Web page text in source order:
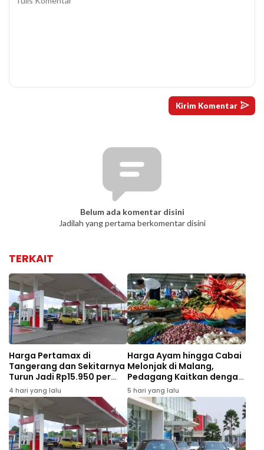
Belum ada komentar disini
Jadilah yang pertama berkomentar disini
TERKAIT
Harga Pertamax di
Tangerang dan Sekitarnya
Turun Jadi Rp15.950 per
Liter Mulai Agustus 2026
4 hari yang lalu
Harga Ayam hingga Cabai
Melonjak di Malang,
Pedagang Kaitkan dengan
MBG dan Tahun Ajaran
Baru
5 hari yang lalu